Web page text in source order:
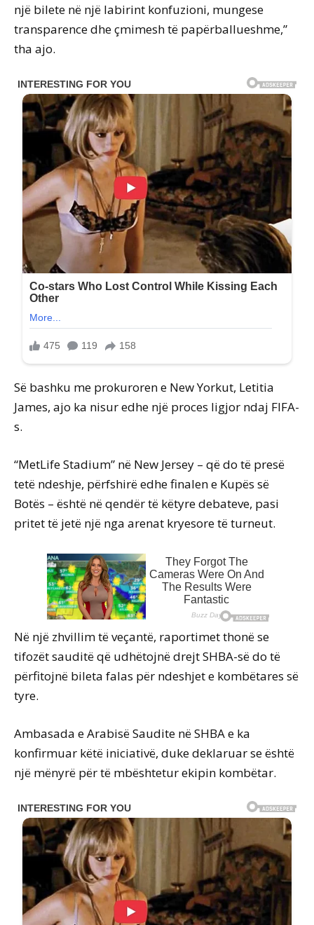
një bilete në një labirint konfuzioni, mungese
transparence dhe çmimesh të papërballueshme,”
tha ajo.
Së bashku me prokuroren e New Yorkut, Letitia
James, ajo ka nisur edhe një proces ligjor ndaj FIFA-
s.
“MetLife Stadium” në New Jersey – që do të presë
tetë ndeshje, përfshirë edhe finalen e Kupës së
Botës – është në qendër të këtyre debateve, pasi
pritet të jetë një nga arenat kryesore të turneut.
Në një zhvillim të veçantë, raportimet thonë se
tifozët sauditë që udhëtojnë drejt SHBA-së do të
përfitojnë bileta falas për ndeshjet e kombëtares së
tyre.
Ambasada e Arabisë Saudite në SHBA e ka
konfirmuar këtë iniciativë, duke deklaruar se është
një mënyrë për të mbështetur ekipin kombëtar.